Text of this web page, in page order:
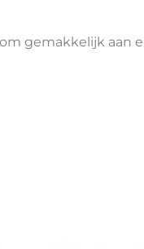
gemakkelijk